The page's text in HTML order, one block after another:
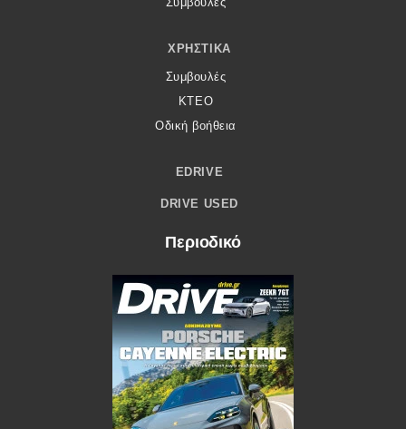
ΧΡΗΣΤΙΚΆ
Συμβουλές
ΚΤΕΟ
Οδική βοήθεια
EDRIVE
DRIVE USED
Περιοδικό